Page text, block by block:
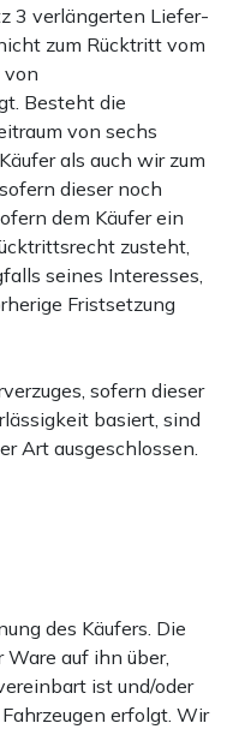
3 verlängerten Liefer-
zum Rücktritt vom
von
Besteht die
von sechs
als auch wir zum
dieser noch
dem Käufer ein
zusteht,
seines Interesses,
Fristsetzung
sofern dieser
basiert, sind
Art ausgeschlossen.
des Käufers. Die
Ware auf ihn über,
ist und/oder
erfolgt. Wir